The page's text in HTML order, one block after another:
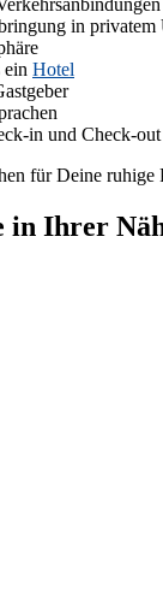
in privatem
ein Hotel
in und Check-out
für Deine
in Ihrer